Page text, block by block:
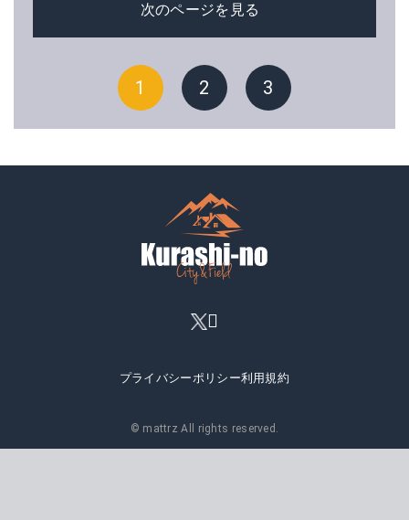
次のページを見る
1 2 3
プライバシーポリシー利用規約
© mattrz All rights reserved.